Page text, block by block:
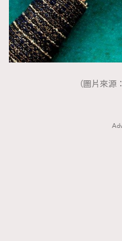
AFrenchMind
EmpowerF
（圖片來源